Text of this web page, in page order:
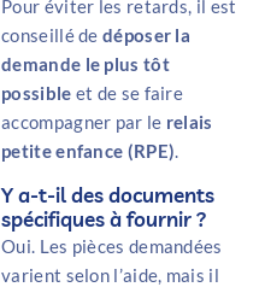
Pour éviter les retards, il est
conseillé dedéposer la
demande le plus tôt
possible et de se faire
accompagner par le relais
petite enfance (RPE).
Y a-t-il des documents
spécifiques à fournir ?
Oui. Les pièces demandées
varient selon l’aide, mais il